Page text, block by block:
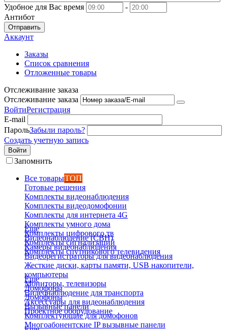
Удобное для Вас время
-
Антибот
Отправить
Аккаунт
Заказы
Список сравнения
Отложенные товары
Отслеживание заказа
Отслеживание заказа
ВойтиРегистрация
E-mail
ПарольЗабыли пароль?
Создать учетную запись
Войти
Запомнить
Все товарыТОП
Готовые решения
Комплекты видеонаблюдения
Комплекты видеодомофонии
Комплекты для интернета 4G
Комплекты умного дома
Комплекты цифрового тв
Комплекты сигнализаций
Комплекты спутникового телевидения
Еще
Видеонаблюдение (СВН)
Камеры видеонаблюдения
Видеорегистраторы для видеонаблюдения
Жесткие диски, карты памяти, USB накопители,
компьютеры
Мониторы, телевизоры
Видеонаблюдение для транспорта
Аксессуары для видеонаблюдения
Проектное оборудование
Еще
Домофоны
Домофоны
Вызывные панели
Комплектующие для домофонов
Многоабонентские IP вызывные панели